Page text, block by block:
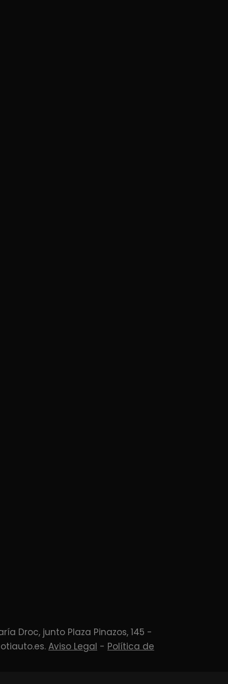
Droc, junto Plaza Pinazos, 145 -
Aviso Legal - Política de